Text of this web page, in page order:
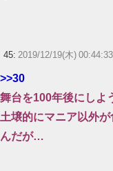
45: 2019/12/19(木)
>>30
舞台を100年後にしよ
土壌的にマニア以外
んだが…